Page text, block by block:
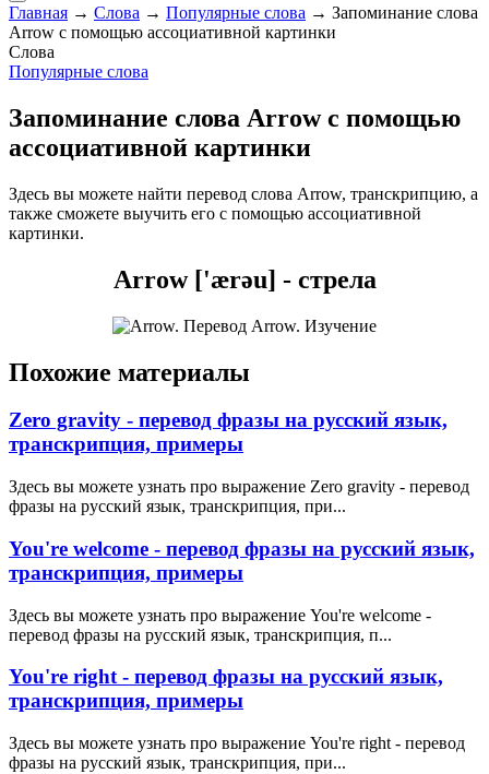
Главная → Слова → Популярные слова → Запоминание слова
Arrow с помощью ассоциативной картинки
Слова
Популярные слова
Запоминание слова Arrow с помощью
ассоциативной картинки
Здесь вы можете найти перевод слова Arrow, транскрипцию, а
также сможете выучить его с помощью ассоциативной
картинки.
Arrow ['ærəu] - стрела
Похожие материалы
Zero gravity - перевод фразы на русский язык,
транскрипция, примеры
Здесь вы можете узнать про выражение Zero gravity - перевод
фразы на русский язык, транскрипция, при...
You're welcome - перевод фразы на русский язык,
транскрипция, примеры
Здесь вы можете узнать про выражение You're welcome -
перевод фразы на русский язык, транскрипция, п...
You're right - перевод фразы на русский язык,
транскрипция, примеры
Здесь вы можете узнать про выражение You're right - перевод
фразы на русский язык, транскрипция, при...